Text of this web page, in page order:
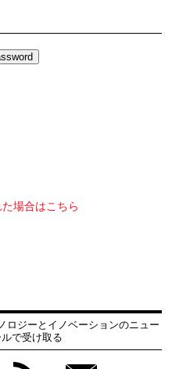
場合はこちら
ロジーとイノベーションのニュー
で受け取る